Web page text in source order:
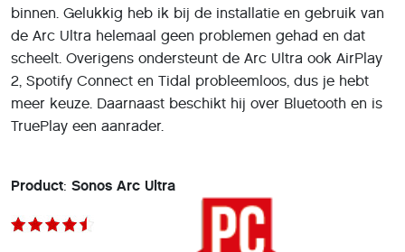
binnen. Gelukkig heb ik bij de installatie en gebruik van
de Arc Ultra helemaal geen problemen gehad en dat
scheelt. Overigens ondersteunt de Arc Ultra ook AirPlay
2, Spotify Connect en Tidal probleemloos, dus je hebt
meer keuze. Daarnaast beschikt hij over Bluetooth en is
TruePlay een aanrader.
Product: Sonos Arc Ultra